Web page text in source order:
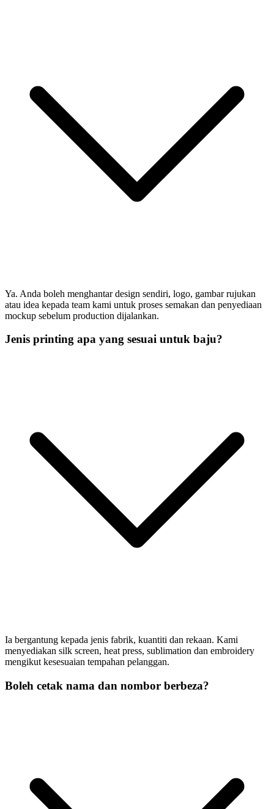
Ya. Anda boleh menghantar design sendiri, logo, gambar rujukan
atau idea kepada team kami untuk proses semakan dan penyediaan
mockup sebelum production dijalankan.
Jenis printing apa yang sesuai untuk baju?
Ia bergantung kepada jenis fabrik, kuantiti dan rekaan. Kami
menyediakan silk screen, heat press, sublimation dan embroidery
mengikut kesesuaian tempahan pelanggan.
Boleh cetak nama dan nombor berbeza?